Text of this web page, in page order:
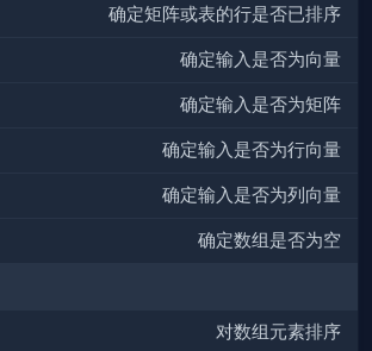
确定矩阵或表的行是否已排序
确定输入是否为向量
确定输入是否为矩阵
确定输入是否为行向量
确定输入是否为列向量
确定数组是否为空
对数组元素排序